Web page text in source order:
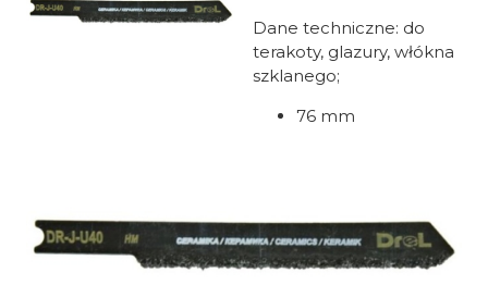
Dane techniczne: do
terakoty, glazury, włókna
szklanego;
76 mm